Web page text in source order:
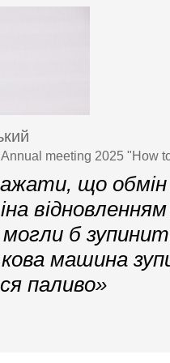
meeting 2025 "How
що
б
машина
паливо»